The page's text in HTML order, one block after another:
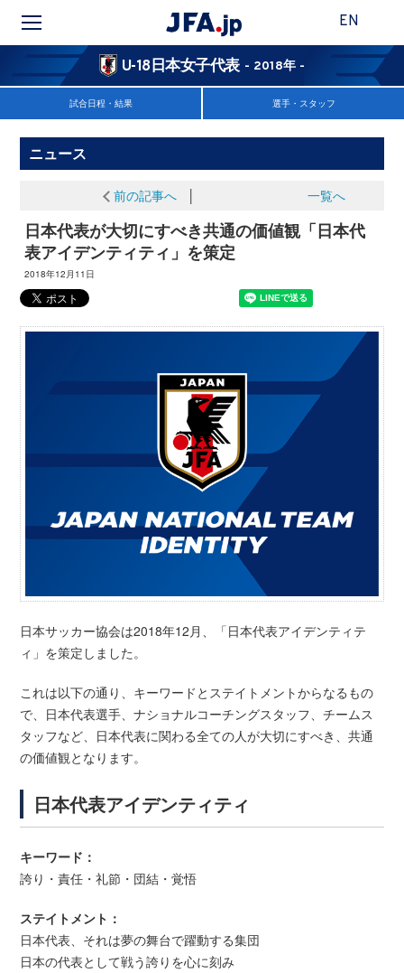
EN
U-18日本女子代表 - 2018年 -
試合日程・結果 選手・スタッフ
ニュース
前の記事へ│ 一覧へ
日本代表が大切にすべき共通の価値観「日本代
表アイデンティティ」を策定
2018年12月11日
日本サッカー協会は2018年12月、「日本代表アイデンティテ
ィ」を策定しました。
これは以下の通り、キーワードとステイトメントからなるもの
で、日本代表選手、ナショナルコーチングスタッフ、チームス
タッフなど、日本代表に関わる全ての人が大切にすべき、共通
の価値観となります。
日本代表アイデンティティ
キーワード：
誇り・責任・礼節・団結・覚悟
ステイトメント：
日本代表、それは夢の舞台で躍動する集団
日本の代表として戦う誇りを心に刻み